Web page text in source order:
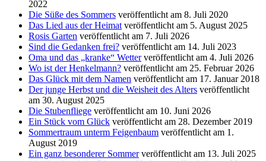
2022
Die Süße des Sommers veröffentlicht am 8. Juli 2020
Das Lied aus der Heimat veröffentlicht am 5. August 2025
Rosis Garten veröffentlicht am 7. Juli 2026
Sind die Gedanken frei? veröffentlicht am 14. Juli 2023
Oma und das „kranke“ Wetter veröffentlicht am 4. Juli 2026
Wo ist der Henkelmann? veröffentlicht am 25. Februar 2026
Das Glück mit dem Namen veröffentlicht am 17. Januar 2018
Der junge Herbst und die Weisheit des Alters veröffentlicht
am 30. August 2025
Die Stubenfliege veröffentlicht am 10. Juni 2026
Ein Stück vom Glück veröffentlicht am 28. Dezember 2019
Sommertraum unterm Feigenbaum veröffentlicht am 1.
August 2019
Ein ganz besonderer Sommer veröffentlicht am 13. Juli 2025